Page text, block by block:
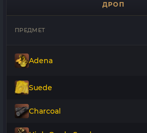
ДРОП
ПРЕДМЕТ
Adena
Suede
Charcoal